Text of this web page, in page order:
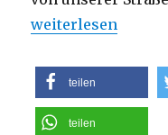
„Zum 4. Advent:
weiterlesen
teilen
teilen